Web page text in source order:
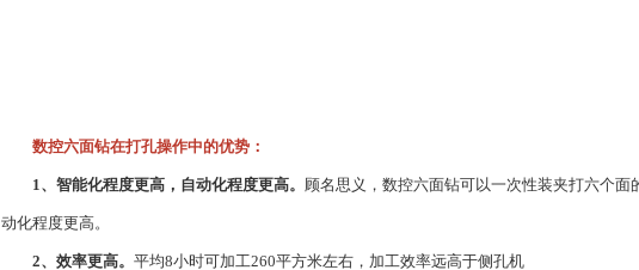
数控六面钻在打孔操作中的优势：
1、智能化程度更高，自动化程度更高。 顾名思义，数控六面钻可以一次性装夹打六个
动化程度更高。
2、效率更高。 平均8小时可加工260平方米左右，加工效率远高于侧孔机